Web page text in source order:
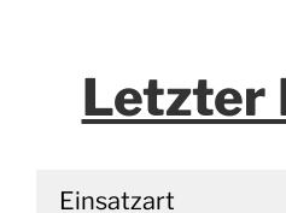
Letzter
Einsatzart